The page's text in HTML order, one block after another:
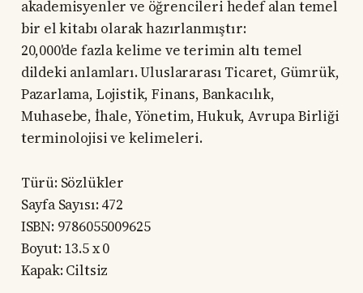
akademisyenler ve öğrencileri hedef alan temel
bir el kitabı olarak hazırlanmıştır:
20,000'de fazla kelime ve terimin altı temel
dildeki anlamları. Uluslararası Ticaret, Gümrük,
Pazarlama, Lojistik, Finans, Bankacılık,
Muhasebe, İhale, Yönetim, Hukuk, Avrupa Birliği
terminolojisi ve kelimeleri.
Türü: Sözlükler
Sayfa Sayısı: 472
ISBN: 9786055009625
Boyut: 13.5 x 0
Kapak: Ciltsiz